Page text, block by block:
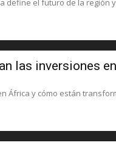
define el futuro de la región
las inversiones
África y cómo están